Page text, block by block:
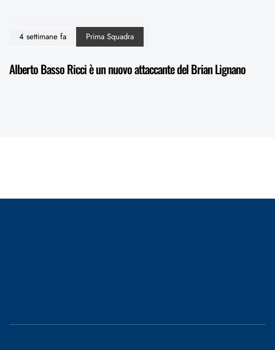
4 settimane fa Prima Squadra
Alberto Basso Ricci è un nuovo attaccante del Brian Lignano